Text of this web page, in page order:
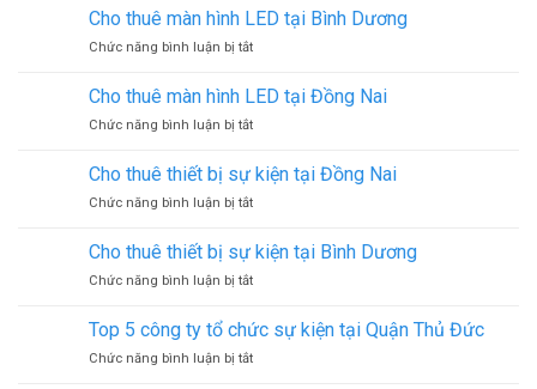
bạt
kiện
vụ
cho
thuê
kéo
Cho thuê màn hình LED tại Bình Dương
Chức năng bình luận bị tắtở
thuê
màn
hình
tại
Bình
Dương
Cho thuê màn hình LED tại Đồng Nai
Chức năng bình luận bị tắtở
thuê
màn
hình
tại
Đồng
Nai
Cho thuê thiết bị sự kiện tại Đồng Nai
Chức năng bình luận bị tắtở
thuê
thiết
bị
kiện
Đồng
Cho thuê thiết bị sự kiện tại Bình Dương
Chức năng bình luận bị tắtở
thuê
thiết
bị
Top 5 công ty tổ chức sự kiện tại Quận Thủ Đức
Chức năng bình luận bị tắtở